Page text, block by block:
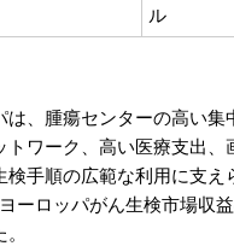
ル
は、腫瘍センターの高い集
トワーク、高い医療支出、
検手順の広範な利用に支え
ーロッパがん生検市場収